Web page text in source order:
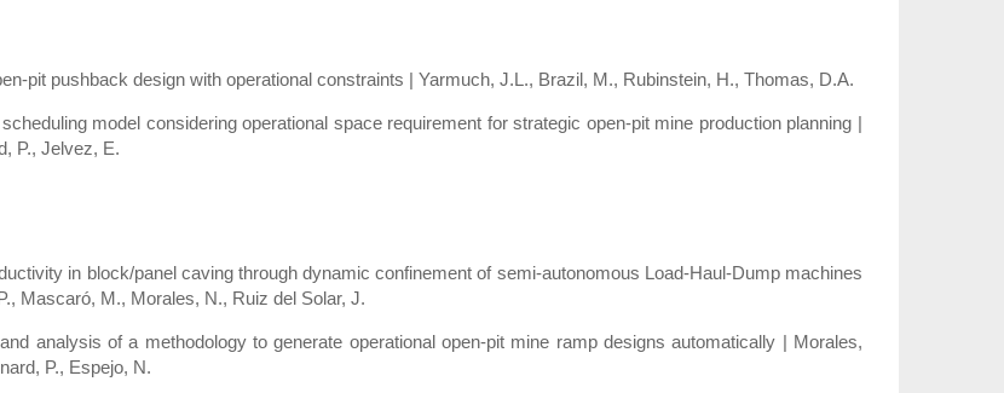
pit pushback design with operational constraints | Yarmuch, J.L., Brazil, M., Rubinstein, H., Thomas, D.A.
model considering operational space requirement for strategic open-pit mine production planning |
P., Jelvez, E.
in block/panel caving through dynamic confinement of semi‑autonomous Load‑Haul‑Dump machines
Mascaró, M., Morales, N., Ruiz del Solar, J.
analysis of a methodology to generate operational open‑pit mine ramp designs automatically | Morales,
P., Espejo, N.